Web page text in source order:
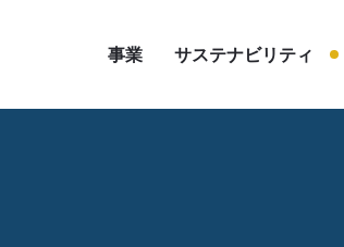
事業
サステナビリティ